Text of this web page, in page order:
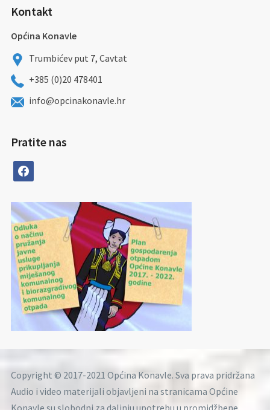
Kontakt
Općina Konavle
Trumbićev put 7, Cavtat
+385 (0)20 478401
info@opcinakonavle.hr
Pratite nas
facebook
Copyright © 2017-2021 Općina Konavle. Sva prava pridržana
Audio i video materijali objavljeni na stranicama Općine